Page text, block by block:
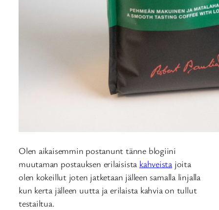
Olen aikaisemmin postanunt tänne blogiini
muutaman postauksen erilaisista kahveista joita
olen kokeillut joten jatketaan jälleen samalla linjalla
kun kerta jälleen uutta ja erilaista kahvia on tullut
testailtua.